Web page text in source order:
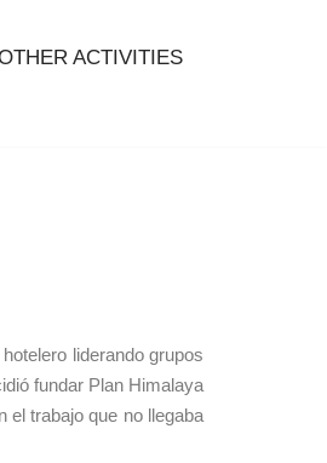
ACTIVITIES
liderando grupos
fundar Plan Himalaya
el trabajo que no llegaba